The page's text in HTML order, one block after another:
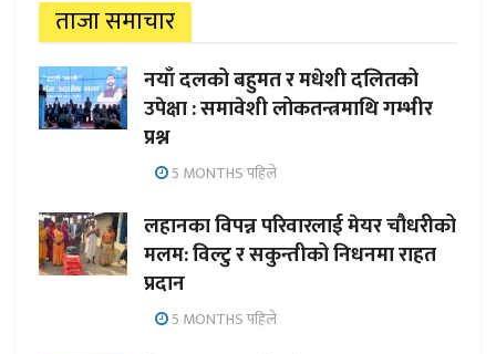
ताजा समाचार
नयाँ दलको बहुमत र मधेशी दलितको
उपेक्षा : समावेशी लोकतन्त्रमाथि गम्भीर
प्रश्न
5 MONTHS पहिले
लहानका विपन्न परिवारलाई मेयर चौधरीको
मलम: विल्टु र सकुन्तीको निधनमा राहत
प्रदान
5 MONTHS पहिले